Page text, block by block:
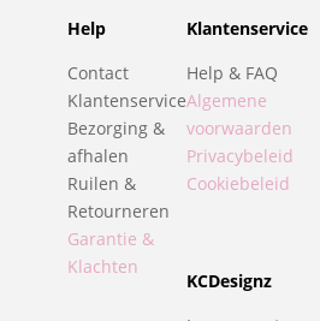
Help
Contact
Klantenservice
Bezorging &
afhalen
Ruilen &
Retourneren
Garantie &
Klachten
Klantenservice
Help & FAQ
Algemene
voorwaarden
Privacybeleid
Cookiebeleid
KCDesignz